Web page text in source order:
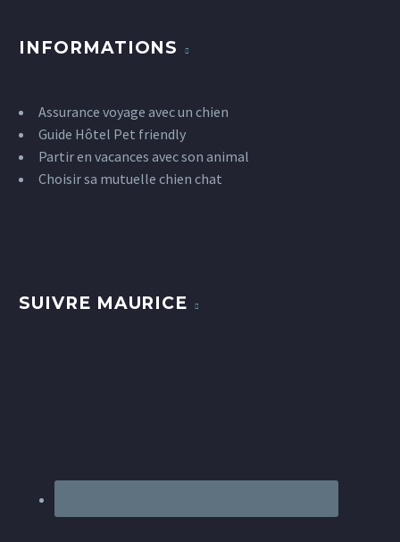
INFORMATIONS
Assurance voyage avec un chien
Guide Hôtel Pet friendly
Partir en vacances avec son animal
Choisir sa mutuelle chien chat
SUIVRE MAURICE